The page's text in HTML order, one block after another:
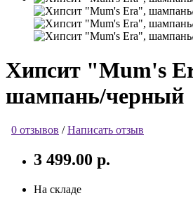
Хипсит "Mum's
шампань/черный
0 отзывов /Написать отзыв
3 499.00 р.
На складе